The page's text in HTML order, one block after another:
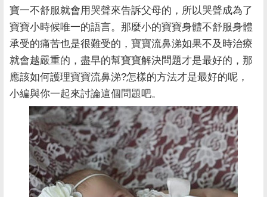
寶一不舒服就會用哭聲來告訴父母的，所以哭聲成為了
寶寶小時候唯一的語言。那麼小的寶寶身體不舒服身體
承受的痛苦也是很難受的，寶寶流鼻涕如果不及時治療
就會越嚴重的，盡早的幫寶寶解決問題才是最好的，那
應該如何護理寶寶流鼻涕?怎樣的方法才是最好的呢，
小編與你一起來討論這個問題吧。